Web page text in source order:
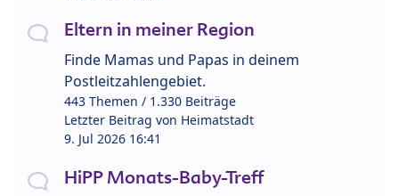
Eltern in meiner Region
Finde Mamas und Papas in deinem
Postleitzahlengebiet.
443 Themen / 1.330 Beiträge
Letzter Beitrag von Heimatstadt
9. Jul 2026 16:41
HiPP Monats-Baby-Treff